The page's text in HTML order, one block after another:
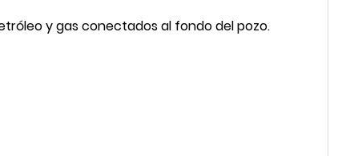
y gas conectados al fondo del pozo.